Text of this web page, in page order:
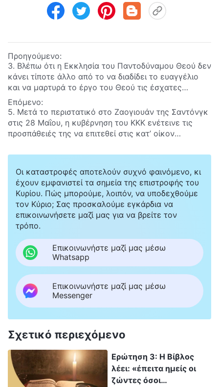
Προηγούμενο:
3. Βλέπω ότι η Εκκλησία του Παντοδύναμου Θεού δεν
κάνει τίποτε άλλο από το να διαδίδει το ευαγγέλιο
και να μαρτυρά το έργο του Θεού τις έσχατες
ημέρες, ζητώντας από τους ανθρώπους να είναι
ειλικρινείς και να βαδίζουν στο ορθό μονοπάτι της
ανθρώπινης ζωής. Αλλά το ΚΚΚ διαδίδει πληροφορίες
που λένε ότι ο απώτερος στόχος της εκκλησίας στη
διάδοση του ευαγγελίου είναι να ανατρέψει την
Επόμενο:
5. Μετά το περιστατικό στο Ζαογιουάν της Σαντόνγκ
στις 28 Μαΐου, η κυβέρνηση του ΚΚΚ ενέτεινε τις
προσπάθειές της να επιτεθεί στις κατ’ οίκον
ένοπλους αστυνομικούς για να καταστείλει και να
Πολλοί άνθρωποι έχουν εκφράσει αμφιβολίες
σχετικά με το περιστατικό της Ζαογιουάν,
πιστεύοντας ότι πρόκειται για μια προσπάθεια του
ΚΚΚ να επιτεθεί στην Εκκλησία του Παντοδύναμου
Θεού και να την καταστείλει, επινοώντας μια ψεύτικη
υπόθεση για να στρέψει την κοινή γνώμη εναντίον
της. Παρ’ όλα αυτά, η υπόθεση εκδικάστηκε δημοσίως
σε δικαστήριο του ΚΚΚ και μεταδόθηκε από μεγάλα
κινεζικά μέσα ενημέρωσης, και ορισμένοι άνθρωποι
πιστεύουν αυτά που είπε το ΚΚΚ. Θα θέλαμε να
ακούσουμε τη γνώμη σας για το περιστατικό στο
Ζαογιουάν.
Οι καταστροφές αποτελούν συχνό φαινόμενο, κι
έχουν εμφανιστεί τα σημεία της επιστροφής του
Κυρίου. Πώς μπορούμε, λοιπόν, να υποδεχθούμε
τον Κύριο; Σας προσκαλούμε εγκάρδια να
επικοινωνήσετε μαζί μας για να βρείτε τον
τρόπο.
Επικοινωνήστε μαζί μας μέσω
Whatsapp
Επικοινωνήστε μαζί μας μέσω
Messenger
Σχετικό περιεχόμενο
Ερώτηση 3: Η Βίβλος
λέει: «έπειτα ημείς οι
ζώντες όσοι